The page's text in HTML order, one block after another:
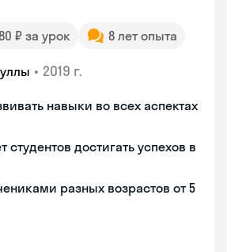
₽ за урок 8 лет опыта
• 2019 г.
навыки во всех аспектах
студентов достигать успехов в
разных возрастов от 5